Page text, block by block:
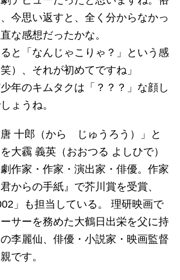
今思い返すと、全く分からなかっ
な感想だったかな。
と「なんじゃこりゃ？」という感
）、それが初めてですね」
年のキムタクは「？？？」な顔し
ょうね。
十郎（から じゅうろう）」と
大靏 義英（おおつる よしひで）
作家・作家・演出家・俳優。作家
からの手紙』で芥川賞を受賞、
」も担当している。 理研映画で
サーを務めた大鶴日出栄を父に持
李麗仙、俳優・小説家・映画監督
です。